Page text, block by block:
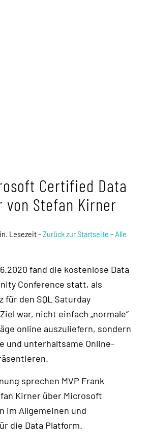
Certified Data
von Stefan Kirner
Lesezeit –Zurück zur Startseite –Alle
fand die kostenlose Data
Conference statt, als
den SQL Saturday
war, nicht einfach „normale“
online auszuliefern, sondern
und unterhaltsame Online-
sprechen MVP Frank
Kirner über Microsoft
im Allgemeinen und
die Data Platform.